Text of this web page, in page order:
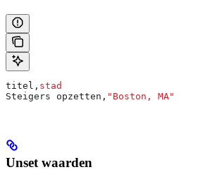
titel, stad
Steigers opzetten, "Boston, MA"
Unset waarden